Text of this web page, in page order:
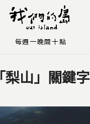
Jump to Navigation
Jump to Main content
「梨山」關鍵字
每週一晚間十點